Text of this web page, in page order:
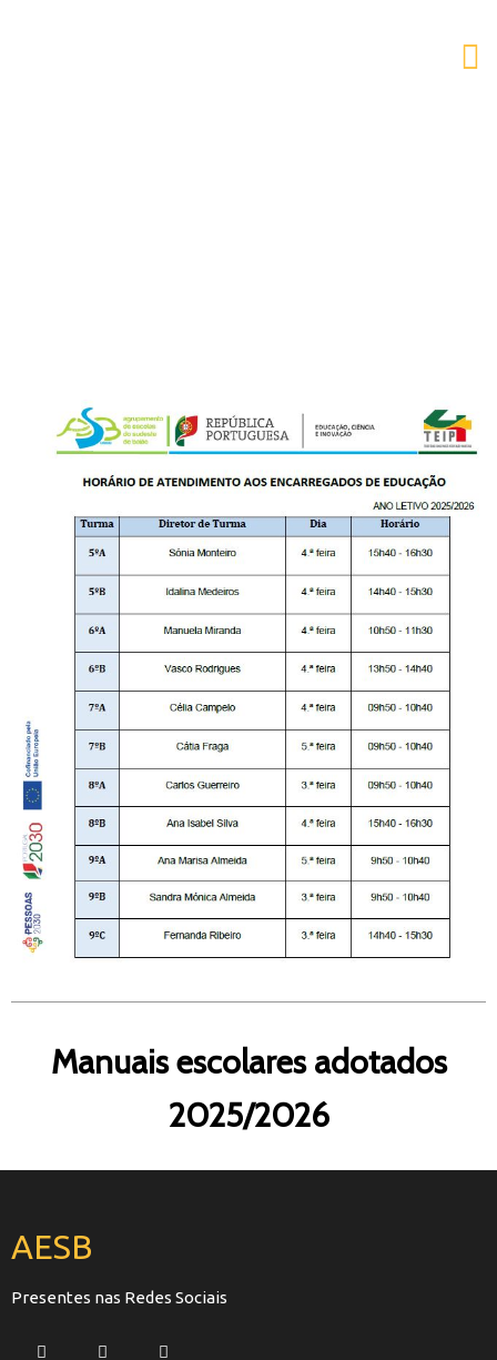
Manuais escolares adotados
2025/2026
AESB
Presentes nas Redes Sociais